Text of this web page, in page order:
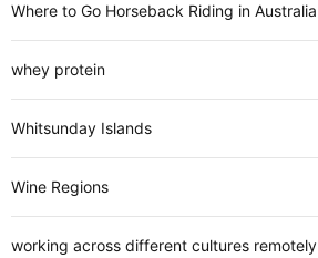
Where to Go Horseback Riding in Australia
whey protein
Whitsunday Islands
Wine Regions
working across different cultures remotely